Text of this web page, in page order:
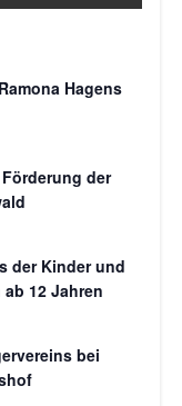
Hagens
der
der Kinder und
12 Jahren
bei